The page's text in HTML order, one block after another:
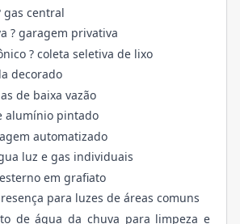
gas central
? garagem privativa
? coleta seletiva de lixo
decorado
de baixa vazão
alumínio pintado
automatizado
luz e gas individuais
em grafiato
para luzes de áreas comuns
de água da chuva para limpeza e